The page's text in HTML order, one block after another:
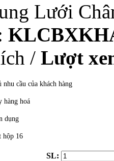
Lưới
/ Lượt
cầu của khách hàng
hàng hoá
dụng
hộp 16
SL: